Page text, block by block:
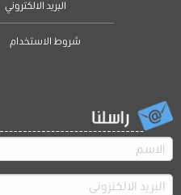
البريد الالكتروني
شروط الاستخدام